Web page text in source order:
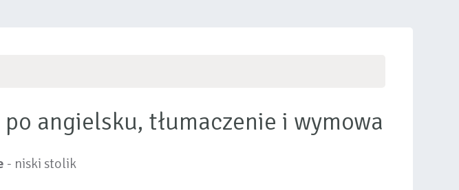
angielsku, tłumaczenie i wymowa
- niski stolik